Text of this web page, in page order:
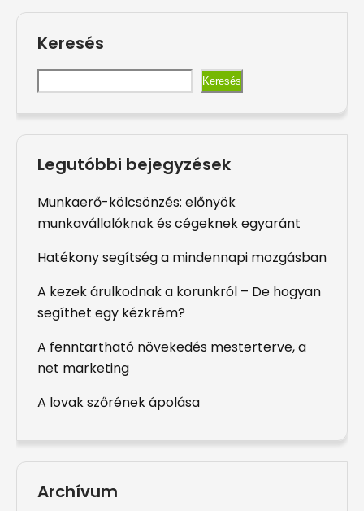
Keresés
Keresés
Legutóbbi bejegyzések
Munkaerő-kölcsönzés: előnyök
munkavállalóknak és cégeknek egyaránt
Hatékony segítség a mindennapi mozgásban
A kezek árulkodnak a korunkról – De hogyan
segíthet egy kézkrém?
A fenntartható növekedés mesterterve, a
net marketing
A lovak szőrének ápolása
Archívum